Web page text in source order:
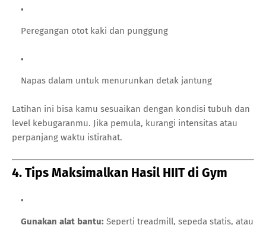
Peregangan otot kaki dan punggung
Napas dalam untuk menurunkan detak jantung
Latihan ini bisa kamu sesuaikan dengan kondisi tubuh dan
level kebugaranmu. Jika pemula, kurangi intensitas atau
perpanjang waktu istirahat.
4. Tips Maksimalkan Hasil HIIT di Gym
Gunakan alat bantu: Seperti treadmill, sepeda statis, atau